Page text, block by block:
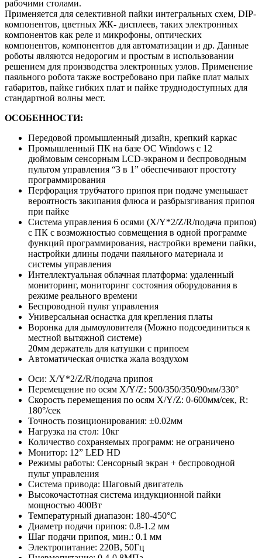
рабочими столами.
Применяется для селективной пайки интегральных схем, DIP-
компонентов, цветных ЖК- дисплеев, таких электронных
компонентов как реле и микрофоны, оптических
компонентов, компонентов для автоматизации и др. Данные
роботы являются недорогим и простым в использовании
решением для производства электронных узлов. Применение
паяльного робота также востребовано при пайке плат малых
габаритов, пайке гибких плат и пайке труднодоступных для
стандартной волны мест.
ОСОБЕННОСТИ:
Передовой промышленный дизайн, крепкий каркас
Промышленный ПК на базе ОС Windows с 12
дюймовым сенсорным LCD-экраном и беспроводным
пультом управления “3 в 1” обеспечивают простоту
программирования
Перфорация трубчатого припоя при подаче уменьшает
вероятность закипания флюса и разбрызгивания припоя
при пайке
Система управления 6 осями (X/Y*2/Z/R/подача припоя)
с ПК с возможностью совмещения в одной программе
функций программирования, настройки времени пайки,
настройки длины подачи паяльного материала и
системы управления
Интеллектуальная облачная платформа: удаленный
мониторинг, мониторинг состояния оборудования в
режиме реального времени
Беспроводной пульт управления
Универсальная оснастка для крепления платы
Воронка для дымоуловителя (Можно подсоединиться к
местной вытяжной системе)
20мм держатель для катушки с припоем
Автоматическая очистка жала воздухом
Оси: X/Y*2/Z/R/подача припоя
Перемещение по осям X/Y/Z: 500/350/350/90мм/330°
Скорость перемещения по осям X/Y/Z: 0-600мм/сек, R:
180°/сек
Точность позиционирования: ±0.02мм
Нагрузка на стол: 10кг
Количество сохраняемых программ: не ограничено
Монитор: 12” LED HD
Режимы работы: Сенсорный экран + беспроводной
пульт управления
Система привода: Шаговый двигатель
Высокочастотная система индукционной пайки
мощностью 400Вт
Температурный диапазон: 180-450°С
Диаметр подачи припоя: 0.8-1.2 мм
Шаг подачи припоя, мин.: 0.1 мм
Электропитание: 220В, 50Гц